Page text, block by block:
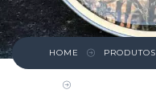
HOME PRODUTOS